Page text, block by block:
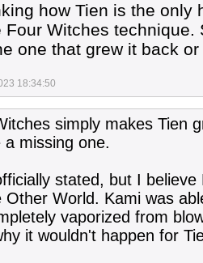
how Tien is the only
Four Witches
one that grew it back
18:34:50
simply makes Tien
a missing one.
stated, but I
Other World. Kami was
vaporized from
it wouldn't happen for